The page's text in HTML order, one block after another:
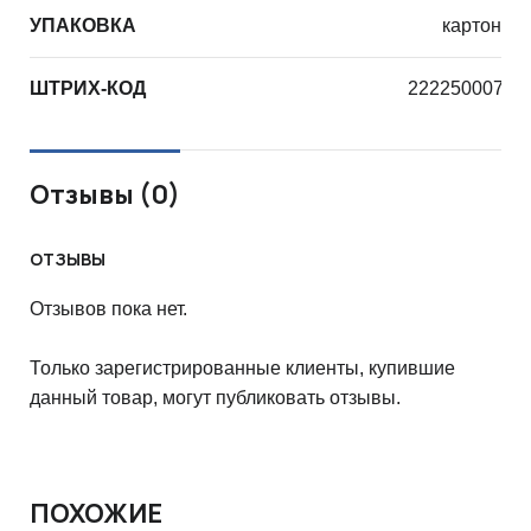
УПАКОВКА картон
ШТРИХ-КОД
Отзывы (0)
ОТЗЫВЫ
Отзывов пока нет.
Только зарегистрированные клиенты, купившие
данный товар, могут публиковать отзывы.
ПОХОЖИЕ